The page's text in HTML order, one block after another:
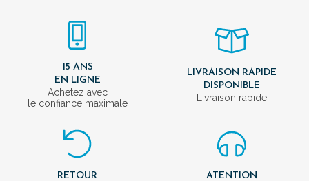
15 ANS
EN LIGNE
Achetez avec
le confiance maximale
LIVRAISON RAPIDE
DISPONIBLE
Livraison rapide
RETOUR
ATENTION